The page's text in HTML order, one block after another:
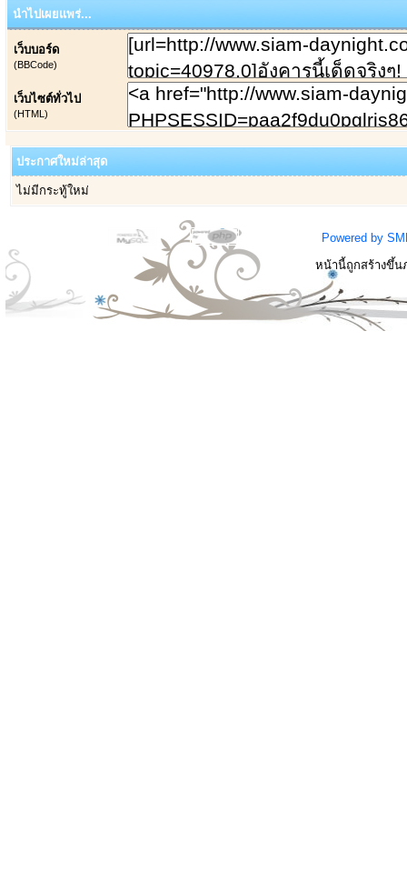
นำไปเผยแพร่...
เว็บบอร์ด
(BBCode)
เว็บไซต์ทั่วไป
(HTML)
ประกาศใหม่ล่าสุด
ไม่มีกระทู้ใหม่
Powered by
หน้านี้ถูกสร้างขึ้น